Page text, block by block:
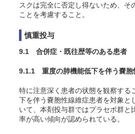
スクは完全に否定し得ないため、そ
ことを考慮すること。
慎重投与
9.1 合併症・既往歴等のある患者
9.1.1 重度の肺機能低下を伴う嚢胞
特に注意深く患者の状態を観察する
下を伴う嚢胞性線維症患者を対象と
いて、本剤投与群ではプラセボ群と
率が高い傾向が認められている。